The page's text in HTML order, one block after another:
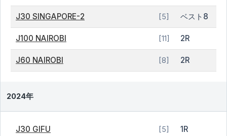
J30 SINGAPORE-2 [5] ベスト8
J100 NAIROBI [11] 2R
J60 NAIROBI [8] 2R
2024年
J30 GIFU [5] 1R